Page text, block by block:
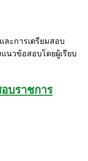
ละการเตรียมสอบ
แนวข้อสอบโดยผู้เรียบ
บราชการ